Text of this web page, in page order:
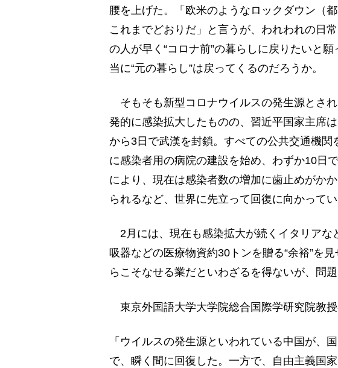
腰を上げた。「欧米のようなロックダウン（
これまでどおりだ」と言うが、われわれの日
の人が早く“コロナ前”の暮らしに戻りたいと
当に“元の暮らし”は戻ってくるのだろうか。
そもそも新型コロナウイルスの発生源とさ
発的に感染拡大したものの、習近平国家主席
から3日で武漢を封鎖。すべての公共交通機
に感染者用の病院の建設を始め、わずか10日
により、現在は感染者数の増加に歯止めがか
られるなど、世界に先立って回復に向かってい
2月には、現在も感染拡大が続くイタリアな
吸器などの医療物資約30トンを贈る“余裕”を
らこそなせる業だといわざるを得ないが、問
東京外国語大学大学院総合国際学研究院教授
「ウイルスの発生源といわれている中国が、
で、瞬く間に回復した。一方で、自由主義国